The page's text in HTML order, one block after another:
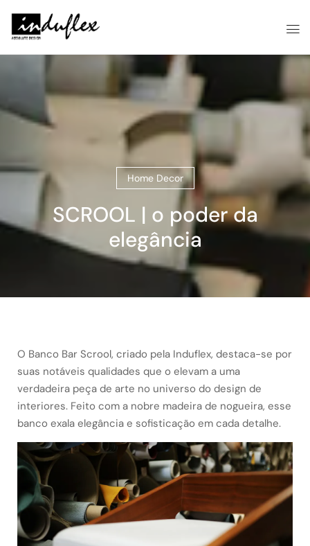
Home Decor
SCROOL | o poder da
elegância
O Banco Bar Scrool, criado pela Induflex, destaca-se por
suas notáveis qualidades que o elevam a uma
verdadeira peça de arte no universo do design de
interiores. Feito com a nobre madeira de nogueira, esse
banco exala elegância e sofisticação em cada detalhe.